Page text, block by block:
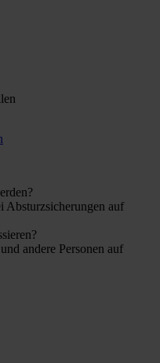
Absturzsicherungen auf
andere Personen auf